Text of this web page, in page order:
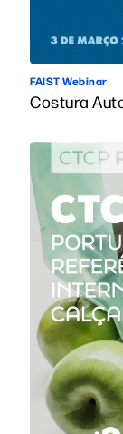
FAIST Webinar
Costura